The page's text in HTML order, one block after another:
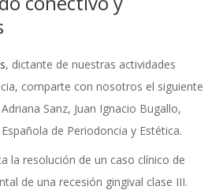
, dictante de nuestras actividades
comparte con nosotros el siguiente
Sanz, Juan Ignacio Bugallo,
de Periodoncia y Estética.
la resolución de un caso clínico de
de una recesión gingival clase III.